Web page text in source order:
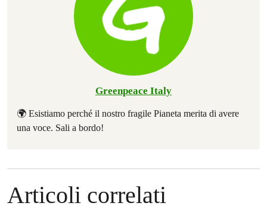
Greenpeace Italy
🌍 Esistiamo perché il nostro fragile Pianeta merita di avere
una voce. Sali a bordo!
Articoli correlati